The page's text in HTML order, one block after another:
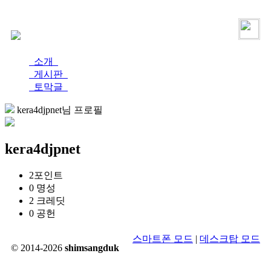
소개
게시판
토막글
kera4djpnet님 프로필
kera4djpnet
2포인트
0 명성
2 크레딧
0 공헌
© 2014-2026 shimsangduk
스마트폰 모드 | 데스크탑 모드